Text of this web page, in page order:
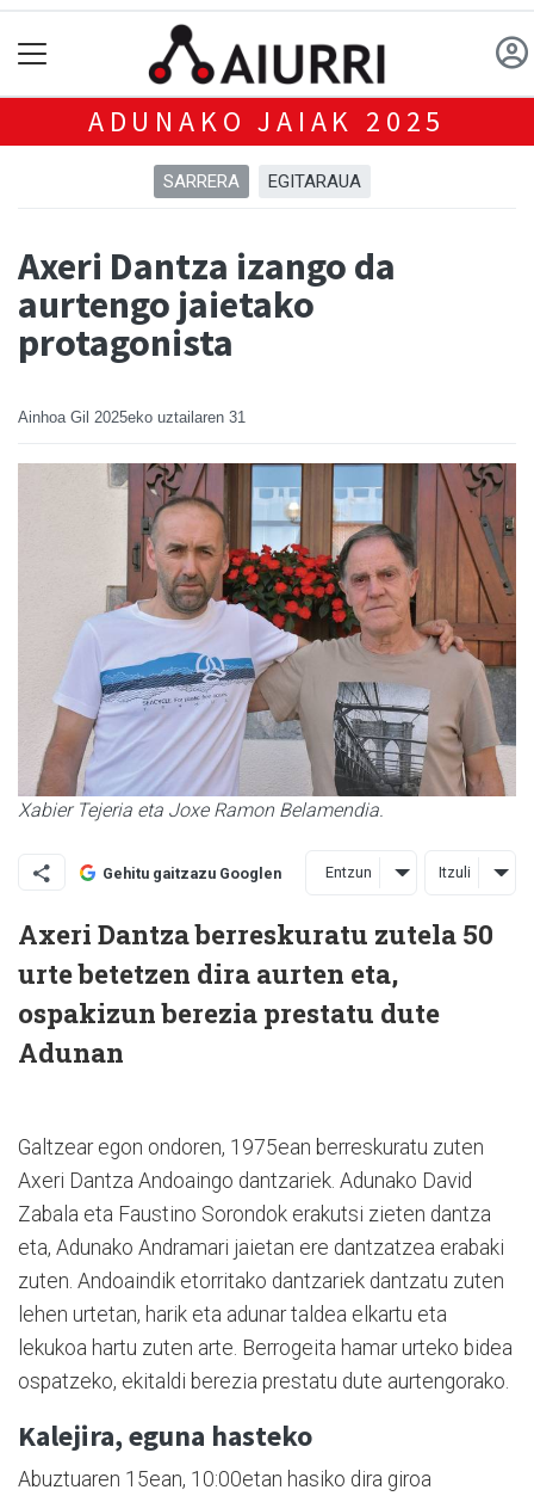
ADUNAKO JAIAK 2025
SARRERA EGITARAUA
Axeri Dantza izango da
aurtengo jaietako
protagonista
Ainhoa Gil 2025eko uztailaren 31
Xabier Tejeria eta Joxe Ramon Belamendia.
Gehitu gaitzazu Googlen Entzun Itzuli
Axeri Dantza berreskuratu zutela 50
urte betetzen dira aurten eta,
ospakizun berezia prestatu dute
Adunan
Galtzear egon ondoren, 1975ean berreskuratu zuten
Axeri Dantza Andoaingo dantzariek. Adunako David
Zabala eta Faustino Sorondok erakutsi zieten dantza
eta, Adunako Andramari jaietan ere dantzatzea erabaki
zuten. Andoaindik etorritako dantzariek dantzatu zuten
lehen urtetan, harik eta adunar taldea elkartu eta
lekukoa hartu zuten arte. Berrogeita hamar urteko bidea
ospatzeko, ekitaldi berezia prestatu dute aurtengorako.
Kalejira, eguna hasteko
Abuztuaren 15ean, 10:00etan hasiko dira giroa